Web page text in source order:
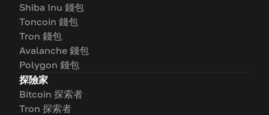
Shiba Inu 錢包
Toncoin 錢包
Tron 錢包
Avalanche 錢包
Polygon 錢包
探險家
Bitcoin 探索者
Tron 探索者